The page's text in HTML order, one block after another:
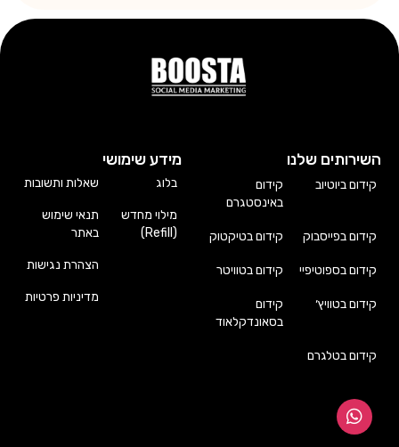
השירותים שלנו
קידום ביוטיוב
קידום
באינסטגרם
קידום בפייסבוק קידום בטיקטוק
קידום בספוטיפיי קידום בטוויטר
קידום בטוויץ׳
קידום
בסאונדקלאוד
קידום בטלגרם
מידע שימושי
בלוג
מילוי מחדש
(Refill)
שאלות ותשובות
תנאי שימוש
באתר
הצהרת נגישות
מדיניות פרטיות